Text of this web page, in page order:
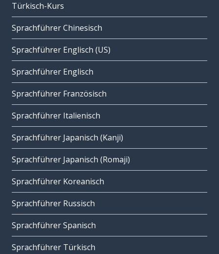
Türkisch-Kurs
Sprachführer Chinesisch
Sprachführer Englisch (US)
Sprachführer Englisch
Sprachführer Französisch
Sprachführer Italienisch
Sprachführer Japanisch (Kanji)
Sprachführer Japanisch (Romaji)
Sprachführer Koreanisch
Sprachführer Russisch
Sprachführer Spanisch
Sprachführer Türkisch